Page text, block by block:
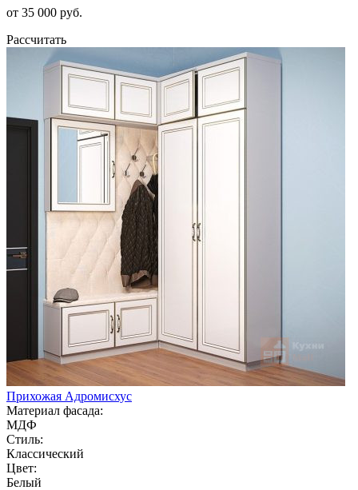
от 35 000 руб.
Рассчитать
Прихожая Адромисхус
Материал фасада:
МДФ
Стиль:
Классический
Цвет:
Белый